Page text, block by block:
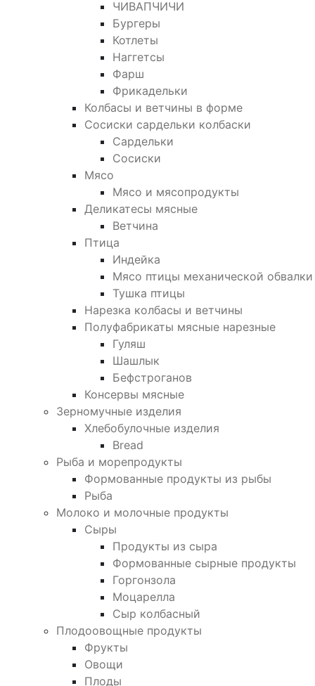
ЧИВАПЧИЧИ
Бургеры
Котлеты
Наггетсы
Фарш
Фрикадельки
Колбасы и ветчины в форме
Сосиски сардельки колбаски
Сардельки
Сосиски
Мясо
Мясо и мясопродукты
Деликатесы мясные
Ветчина
Птица
Индейка
Мясо птицы механической обвалки
Тушка птицы
Нарезка колбасы и ветчины
Полуфабрикаты мясные нарезные
Гуляш
Шашлык
Бефстроганов
Консервы мясные
Зерномучные изделия
Хлебобулочные изделия
Bread
Рыба и морепродукты
Формованные продукты из рыбы
Рыба
Молоко и молочные продукты
Сыры
Продукты из сыра
Формованные сырные продукты
Горгонзола
Моцарелла
Сыр колбасный
Плодоовощные продукты
Фрукты
Овощи
Плоды